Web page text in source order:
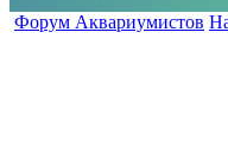
Форум Аквариумистов